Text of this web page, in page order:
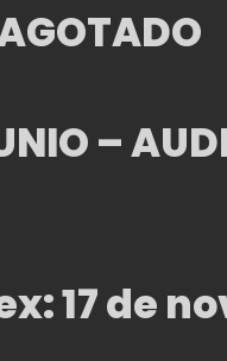
–
17 de